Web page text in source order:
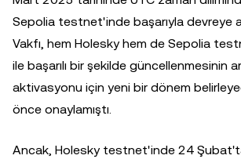
Sepolia testnet'inde başarıyla devreye
Vakfı, hem Holesky hem de Sepolia
ile başarılı bir şekilde güncellenmesinin
aktivasyonu için yeni bir dönem
önce onaylamıştı.
Ancak, Holesky testnet'inde 24